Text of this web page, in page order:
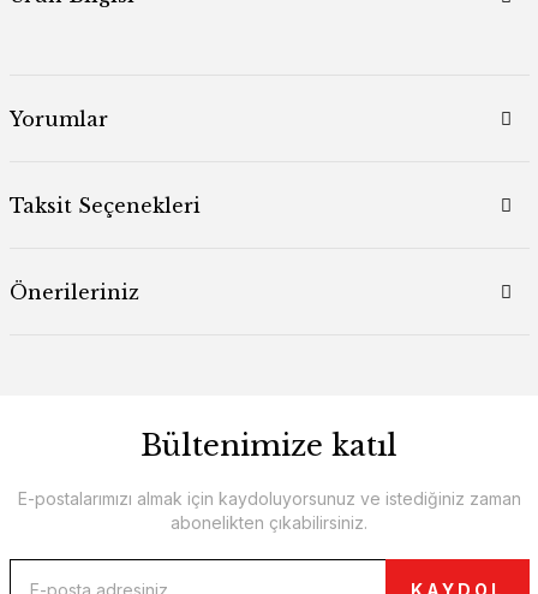
Yorumlar
Taksit Seçenekleri
Önerileriniz
Bültenimize katıl
E-postalarımızı almak için kaydoluyorsunuz ve istediğiniz zaman
abonelikten çıkabilirsiniz.
KAYDOL